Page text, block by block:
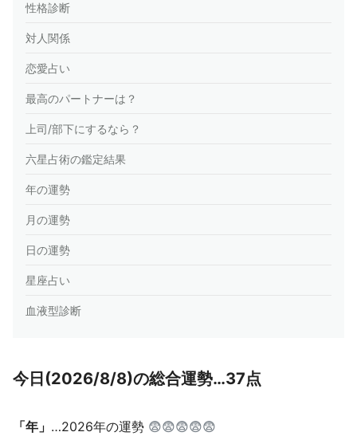
性格診断
対人関係
恋愛占い
最高のパートナーは？
上司/部下にするなら？
六星占術の鑑定結果
年の運勢
月の運勢
日の運勢
星座占い
血液型診断
今日(2026/8/8)の総合運勢…37点
「年」 …2026年の運勢 😨😨😨😨😨